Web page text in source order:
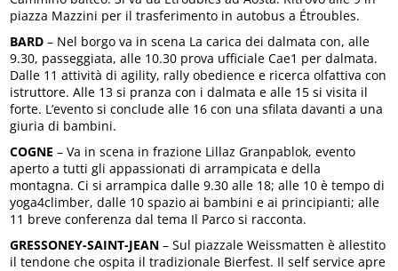
piazza Mazzini per il trasferimento in autobus a Étroubles.
BARD – Nel borgo va in scena La carica dei dalmata con, alle
9.30, passeggiata, alle 10.30 prova ufficiale Cae1 per dalmata.
Dalle 11 attività di agility, rally obedience e ricerca olfattiva con
istruttore. Alle 13 si pranza con i dalmata e alle 15 si visita il
forte. L’evento si conclude alle 16 con una sfilata davanti a una
giuria di bambini.
COGNE – Va in scena in frazione Lillaz Granpablok, evento
aperto a tutti gli appassionati di arrampicata e della
montagna. Ci si arrampica dalle 9.30 alle 18; alle 10 è tempo di
yoga4climber, dalle 10 spazio ai bambini e ai principianti; alle
11 breve conferenza dal tema Il Parco si racconta.
GRESSONEY-SAINT-JEAN – Sul piazzale Weissmatten è allestito
il tendone che ospita il tradizionale Bierfest. Il self service apre